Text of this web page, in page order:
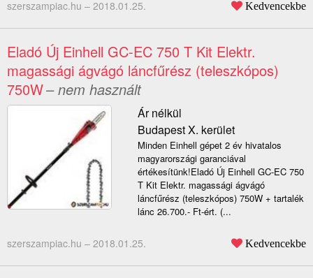
szerszampiac.hu – 2018.01.25. Kedvencekbe
Eladó Új Einhell GC-EC 750 T Kit Elektr.
magassági ágvágó láncfűrész (teleszkópos)
750W– nem használt
Ár nélkül
Budapest X. kerület
Minden Einhell gépet 2 év hivatalos
magyarországi garanciával
értékesítünk!Eladó Új Einhell GC-EC 750
T Kit Elektr. magassági ágvágó
láncfűrész (teleszkópos) 750W + tartalék
lánc 26.700.- Ft-ért. (...
szerszampiac.hu – 2018.01.25. Kedvencekbe